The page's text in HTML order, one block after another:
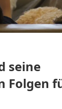
seine
Folgen